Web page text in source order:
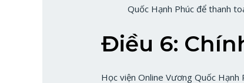
Quốc Hạnh Phúc để thanh
Điều 6:
Học viện Online Vương Quốc